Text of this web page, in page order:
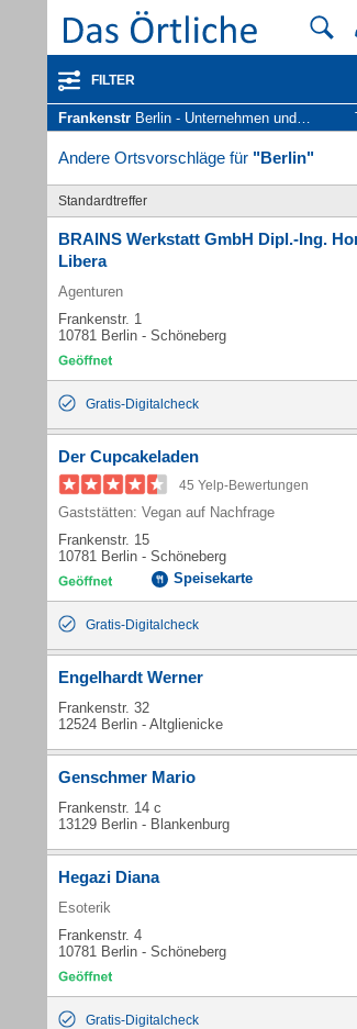
FILTER
Frankenstr Berlin - Unternehmen und Personen
Andere Ortsvorschläge für "Berlin"
Standardtreffer
BRAINS Werkstatt GmbH Dipl.-Ing.
Libera
Agenturen
Frankenstr. 1
10781 Berlin - Schöneberg
Gratis-Digitalcheck
Der Cupcakeladen
45 Yelp-Bewertungen
Gaststätten: Vegan auf Nachfrage
Frankenstr. 15
10781 Berlin - Schöneberg
Speisekarte
Gratis-Digitalcheck
Engelhardt Werner
Frankenstr. 32
12524 Berlin - Altglienicke
Genschmer Mario
Frankenstr. 14 c
13129 Berlin - Blankenburg
Hegazi Diana
Esoterik
Frankenstr. 4
10781 Berlin - Schöneberg
Gratis-Digitalcheck